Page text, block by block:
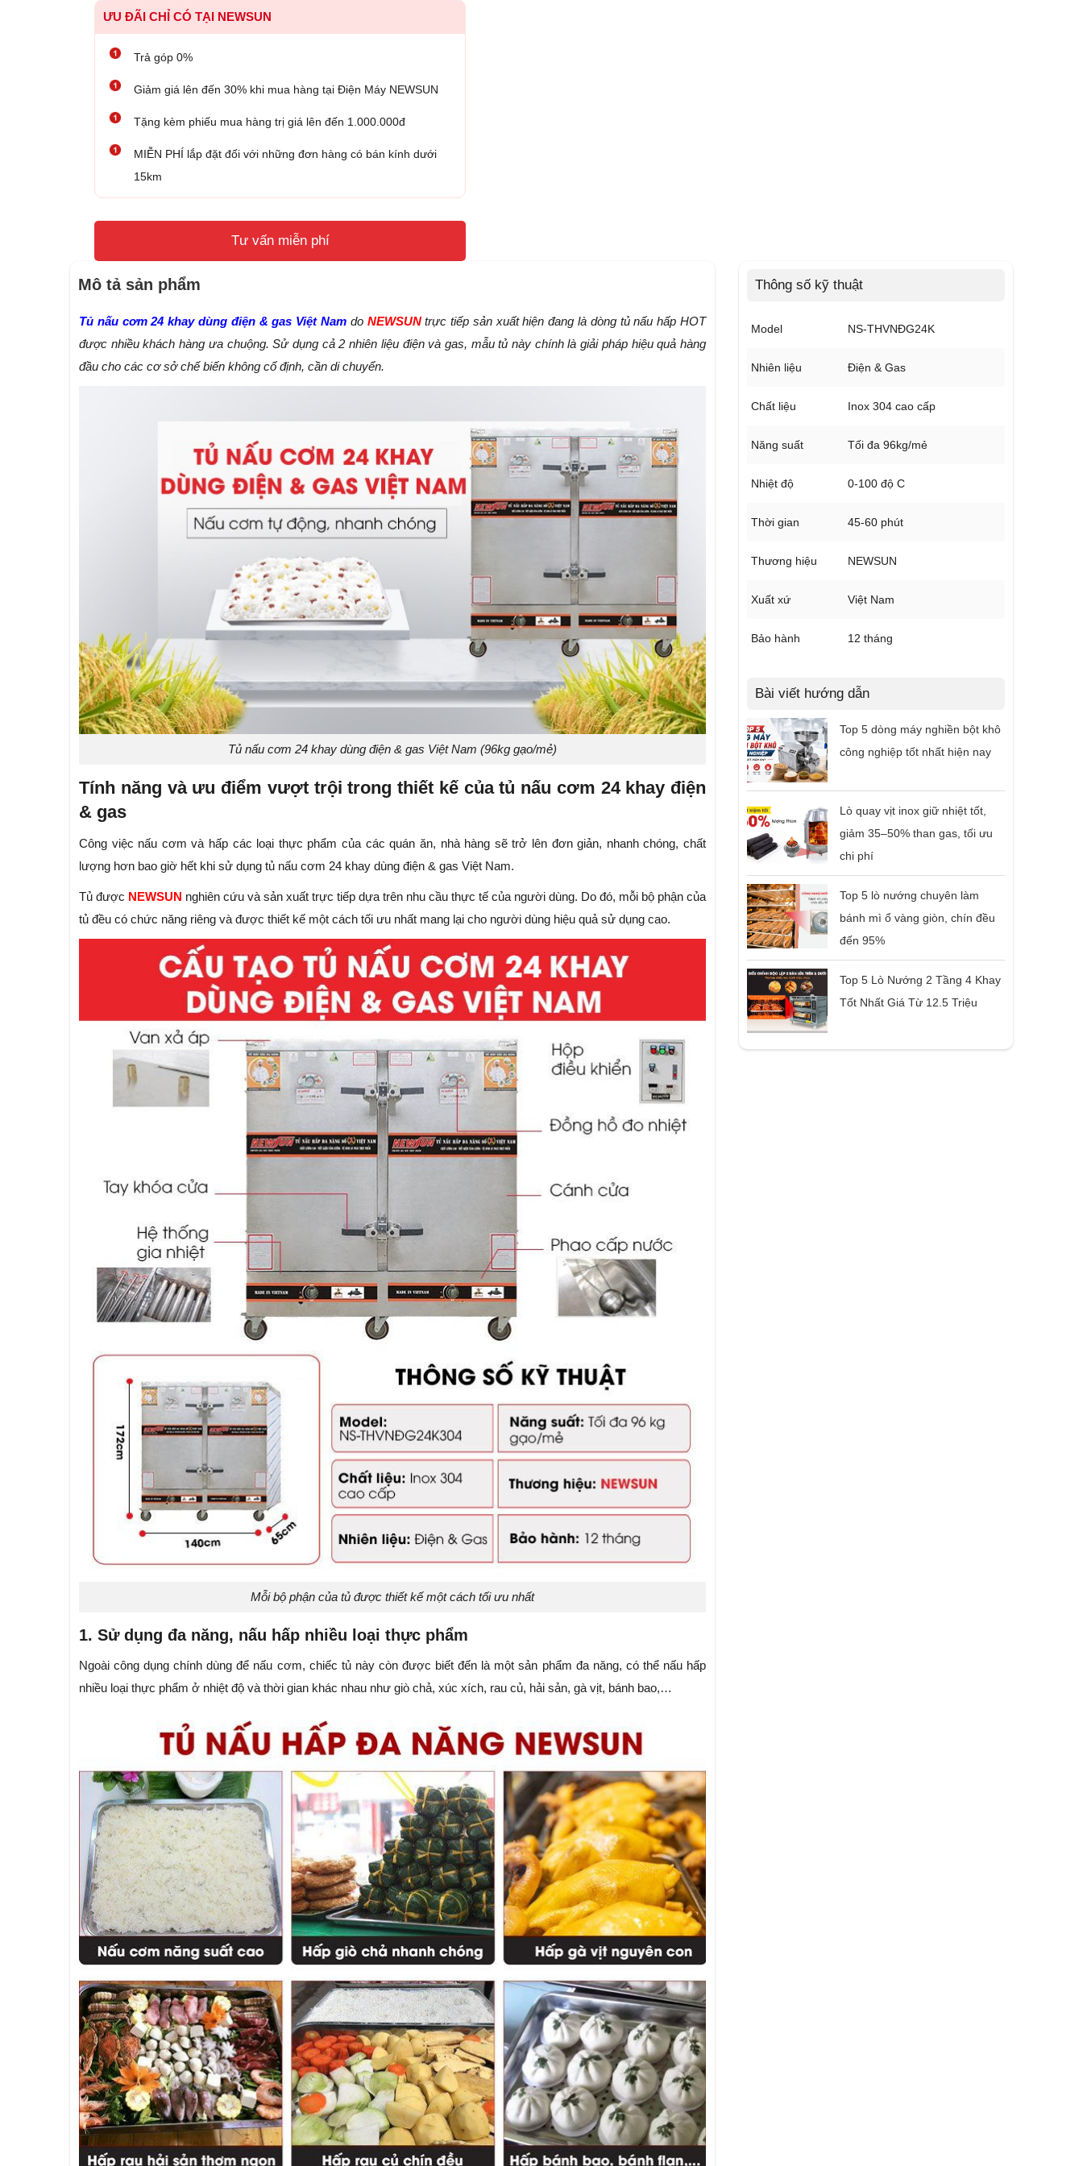
ƯU ĐÃI CHỈ CÓ TẠI NEWSUN
Trả góp 0%
Giảm giá lên đến 30% khi mua hàng tại Điện Máy NEWSUN
Tặng kèm phiếu mua hàng trị giá lên đến 1.000.000đ
MIỄN PHÍ lắp đặt đối với những đơn hàng có bán kính dưới
15km
Tư vấn miễn phí
Mô tả sản phẩm
Tủ nấu cơm 24 khay dùng điện & gas Việt Nam do NEWSUN trực tiếp sản xuất hiện đang là dòng tủ nấu hấp HOT
được nhiều khách hàng ưa chuộng. Sử dụng cả 2 nhiên liệu điện và gas, mẫu tủ này chính là giải pháp hiệu quả hàng
đầu cho các cơ sở chế biến không cố định, cần di chuyển.
Tủ nấu cơm 24 khay dùng điện & gas Việt Nam (96kg gạo/mẻ)
Tính năng và ưu điểm vượt trội trong thiết kế của tủ nấu cơm 24 khay điện
& gas
Công việc nấu cơm và hấp các loại thực phẩm của các quán ăn, nhà hàng sẽ trở lên đơn giản, nhanh chóng, chất
lượng hơn bao giờ hết khi sử dụng tủ nấu cơm 24 khay dùng điện & gas Việt Nam.
Tủ được NEWSUN nghiên cứu và sản xuất trực tiếp dựa trên nhu cầu thực tế của người dùng. Do đó, mỗi bộ phận của
tủ đều có chức năng riêng và được thiết kế một cách tối ưu nhất mang lại cho người dùng hiệu quả sử dụng cao.
Mỗi bộ phận của tủ được thiết kế một cách tối ưu nhất
1. Sử dụng đa năng, nấu hấp nhiều loại thực phẩm
Ngoài công dụng chính dùng để nấu cơm, chiếc tủ này còn được biết đến là một sản phẩm đa năng, có thể nấu hấp
nhiều loại thực phẩm ở nhiệt độ và thời gian khác nhau như giò chả, xúc xích, rau củ, hải sản, gà vịt, bánh bao,…
Thông số kỹ thuật
Model NS-THVNĐG24K
Nhiên liệu Điện & Gas
Chất liệu Inox 304 cao cấp
Năng suất Tối đa 96kg/mẻ
Nhiệt độ 0-100 độ C
Thời gian 45-60 phút
Thương hiệu NEWSUN
Xuất xứ Việt Nam
Bảo hành 12 tháng
Bài viết hướng dẫn
Top 5 dòng máy nghiền bột khô
công nghiệp tốt nhất hiện nay
Lò quay vịt inox giữ nhiệt tốt,
giảm 35–50% than gas, tối ưu
chi phí
Top 5 lò nướng chuyên làm
bánh mì ổ vàng giòn, chín đều
đến 95%
Top 5 Lò Nướng 2 Tầng 4 Khay
Tốt Nhất Giá Từ 12.5 Triệu